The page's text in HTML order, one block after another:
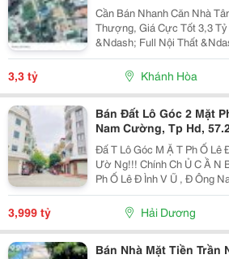
Cần Bán Nhanh Căn Nhà
Thượng, Giá Cực Tốt 3,3 Tỷ Bán Nhà Riêng 1 Trệt 1 Lầu
&Ndash; Full Nội Thất
&Ndash; Gần 23/10 Vị Trí: Thôn Vĩnh Điềm Thượng,
3,3 tỷ Khánh Hòa
Bán Đất Lô Góc 2 Mặt
Nam Cường, Tp Hd,
3.X Tỷ
Đấ T Lô Góc M Ặ T Ph Ố Lê
Ườ Ng!!! Chính Ch Ủ C Ầ N Bán Lô Đấ T Góc 2 M Ặ T
Ph Ố Lê Đ Ình V Ũ , Đ Ông
Ả I D Ươ Ng - Di Ệ N Tích 57.25M2, H Ướ Ng Tây, Tây B
3,999 tỷ Hải Dương
Bán Nhà Mặt Tiền Trần